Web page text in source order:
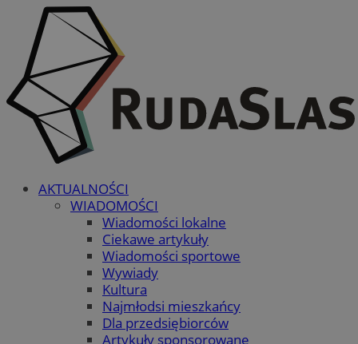
AKTUALNOŚCI
WIADOMOŚCI
Wiadomości lokalne
Ciekawe artykuły
Wiadomości sportowe
Wywiady
Kultura
Najmłodsi mieszkańcy
Dla przedsiębiorców
Artykuły sponsorowane